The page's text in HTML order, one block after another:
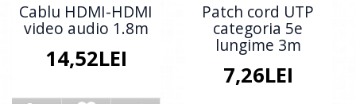
Cablu HDMI-HDMI
video audio 1.8m
14,52LEI
Patch cord UTP
categoria 5e
lungime 3m
7,26LEI